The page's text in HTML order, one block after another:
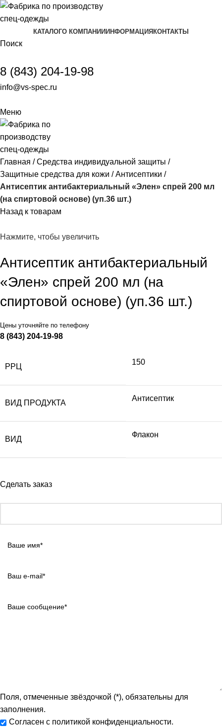
КАТАЛОГО КОМПАНИИ ИНФОРМАЦИЯ КОНТАКТЫ
Поиск
8 (843) 204-19-98
info@vs-spec.ru
Меню
Главная
Средства индивидуальной защиты
Защитные средства для кожи
Антисептики
Антисептик антибактериальный «Элен» спрей 200 мл
(на спиртовой основе) (уп.36 шт.)
Назад к товарам
Нажмите, чтобы увеличить
Антисептик антибактериальный
«Элен» спрей 200 мл (на
спиртовой основе) (уп.36 шт.)
Цены уточняйте по телефону
8 (843) 204-19-98
РРЦ
150
ВИД ПРОДУКТА
Антисептик
ВИД
Флакон
Сделать заказ
Поля, отмеченные звёздочкой (*), обязательны для
заполнения.
Согласен с политикой конфиденциальности.